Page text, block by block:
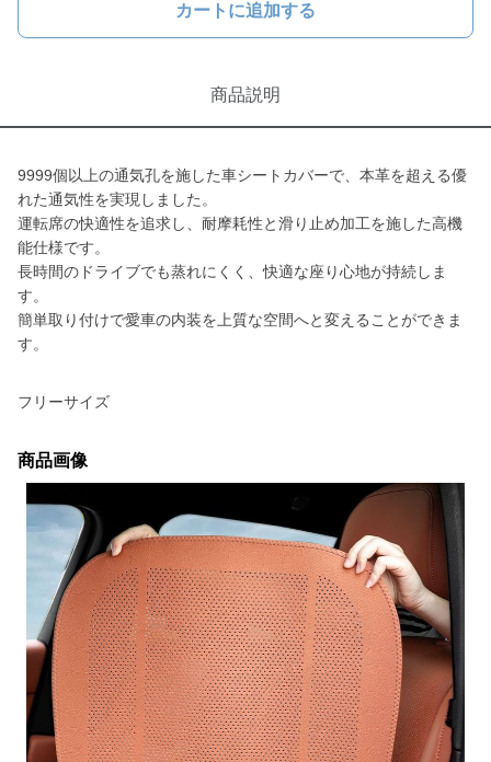
カートに追加する
商品説明
9999個以上の通気孔を施した車シートカバーで、本革を超える優
れた通気性を実現しました。
運転席の快適性を追求し、耐摩耗性と滑り止め加工を施した高機
能仕様です。
長時間のドライブでも蒸れにくく、快適な座り心地が持続しま
す。
簡単取り付けで愛車の内装を上質な空間へと変えることができま
す。
フリーサイズ
商品画像